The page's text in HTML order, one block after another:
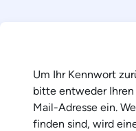
Um Ihr Kennwort
bitte entweder
Mail-Adresse ein.
finden sind, wird